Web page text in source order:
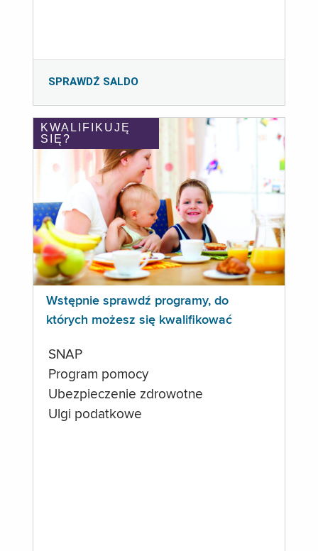
SPRAWDŹ SALDO
KWALIFIKUJĘ
SIĘ?
Wstępnie sprawdź programy, do
których możesz się kwalifikować
SNAP
Program pomocy
Ubezpieczenie zdrowotne
Ulgi podatkowe